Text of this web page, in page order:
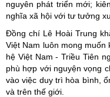
nguyên phát triển mới;
nghĩa xã hội với tư tưởng
Đồng chí Lê Hoài Trung
Việt Nam luôn mong
hệ Việt Nam - Triều Tiên
phù hợp với nguyện vọng
vào việc duy trì hòa bình,
và trên thế giới.